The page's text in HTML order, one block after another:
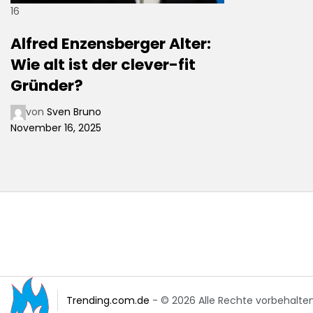
16
Alfred Enzensberger Alter:
Wie alt ist der clever-fit
Gründer?
von Sven Bruno
November 16, 2025
Trending.com.de - © 2026 Alle Rechte